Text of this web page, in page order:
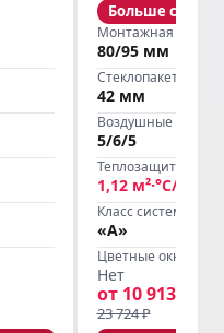
Больше света
Монтажная
80/95 мм
Стеклопакет
42 мм
Воздушные камеры
5/6/5
Теплозащита Ro
1,12 м²·°С/Вт
Класс системы
«А»
Цветные окна
Нет
от 10 913 ₽/м²
23 724 ₽